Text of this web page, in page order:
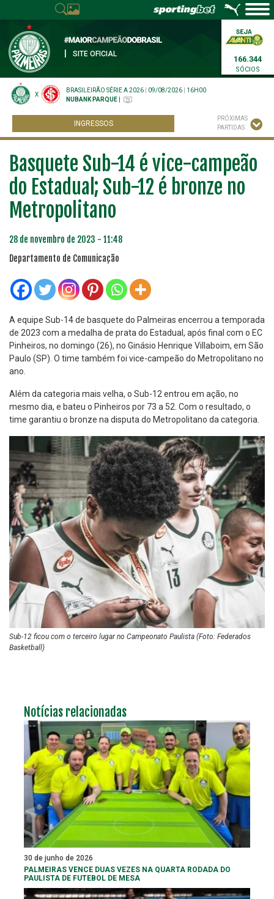
SITE OFICIAL
166.344
SÓCIOS
X
BRASILEIRÃO SÉRIE A 2026 09/08/2026
16H00
NUBANK PARQUE
INGRESSOS
PRÓXIMAS
PARTIDAS
Basquete Sub-14 é vice-campeão
do Estadual; Sub-12 é bronze no
Metropolitano
28 de novembro de 2023 - 11:48
Departamento de Comunicação
A equipe Sub-14 de basquete do Palmeiras encerrou a temporada
de 2023 com a medalha de prata do Estadual, após final com o EC
Pinheiros, no domingo (26), no Ginásio Henrique Villaboim, em São
Paulo (SP). O time também foi vice-campeão do Metropolitano no
ano.
Além da categoria mais velha, o Sub-12 entrou em ação, no
mesmo dia, e bateu o Pinheiros por 73 a 52. Com o resultado, o
time garantiu o bronze na disputa do Metropolitano da categoria.
Sub-12 ficou com o terceiro lugar no Campeonato Paulista (Foto: Federados
Basketball)
Notícias relacionadas
30 de junho de 2026
PALMEIRAS VENCE DUAS VEZES NA QUARTA RODADA DO
PAULISTA DE FUTEBOL DE MESA